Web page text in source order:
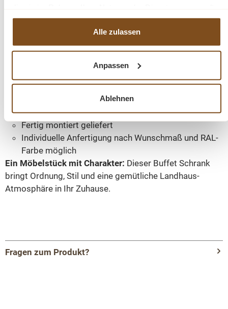
haben.
Alle zulassen
Anpassen
Ablehnen
Viel Stauraum für Geschirr, Gläser, Textilien und
Wohnaccessoires
Glastüren und offene Fächer für eine dekorative
Praktische Schubladen und geschlossene Fächer für
Helle, freundliche Optik in Weiß
Fertig montiert geliefert
Individuelle Anfertigung nach Wunschmaß und RAL-
Farbe möglich
Ein Möbelstück mit Charakter: Dieser Buffet Schrank
bringt Ordnung, Stil und eine gemütliche Landhaus-
Atmosphäre in Ihr Zuhause.
Fragen zum Produkt?